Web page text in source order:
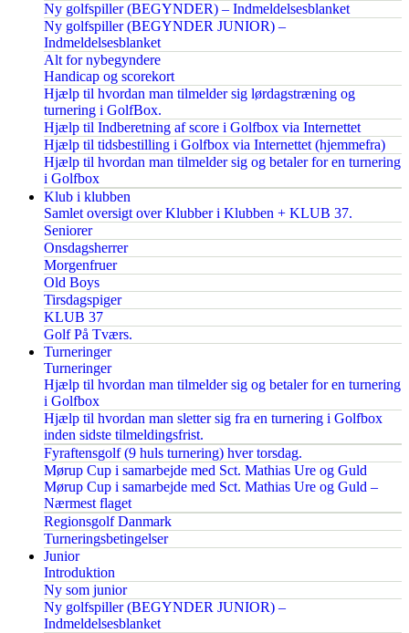
Ny golfspiller (BEGYNDER) – Indmeldelsesblanket
Ny golfspiller (BEGYNDER JUNIOR) –
Indmeldelsesblanket
Alt for nybegyndere
Handicap og scorekort
Hjælp til hvordan man tilmelder sig lørdagstræning og
turnering i GolfBox.
Hjælp til Indberetning af score i Golfbox via Internettet
Hjælp til tidsbestilling i Golfbox via Internettet (hjemmefra)
Hjælp til hvordan man tilmelder sig og betaler for en turnering
i Golfbox
Klub i klubben
Samlet oversigt over Klubber i Klubben + KLUB 37.
Seniorer
Onsdagsherrer
Morgenfruer
Old Boys
Tirsdagspiger
KLUB 37
Golf På Tværs.
Turneringer
Turneringer
Hjælp til hvordan man tilmelder sig og betaler for en turnering
i Golfbox
Hjælp til hvordan man sletter sig fra en turnering i Golfbox
inden sidste tilmeldingsfrist.
Fyraftensgolf (9 huls turnering) hver torsdag.
Mørup Cup i samarbejde med Sct. Mathias Ure og Guld
Mørup Cup i samarbejde med Sct. Mathias Ure og Guld –
Nærmest flaget
Regionsgolf Danmark
Turneringsbetingelser
Junior
Introduktion
Ny som junior
Ny golfspiller (BEGYNDER JUNIOR) –
Indmeldelsesblanket